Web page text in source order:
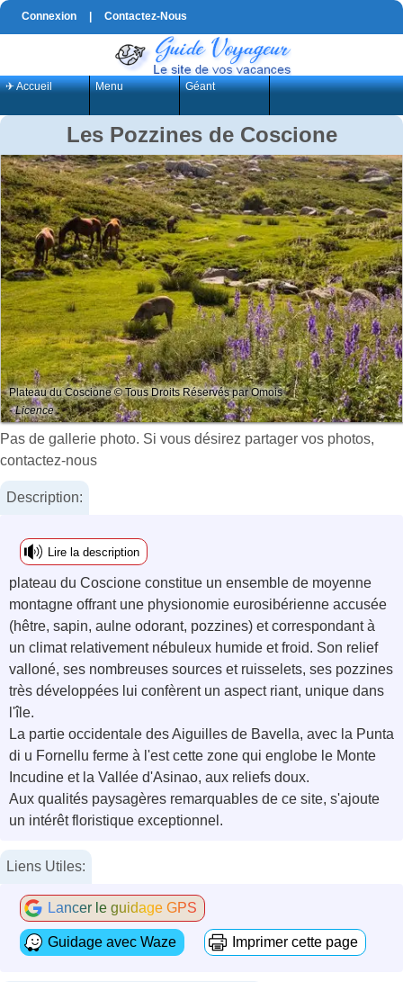
Connexion Contactez-Nous
✈ Accueil Menu Géant
Les Pozzines de Coscione
Plateau du Coscione © Tous Droits Réservés par Omois
- Licence :
Pas de gallerie photo. Si vous désirez partager vos photos,
contactez-nous
Description:
Lire la description
plateau du Coscione constitue un ensemble de moyenne
montagne offrant une physionomie eurosibérienne accusée
(hêtre, sapin, aulne odorant, pozzines) et correspondant à
un climat relativement nébuleux humide et froid. Son relief
valloné, ses nombreuses sources et ruisselets, ses pozzines
très développées lui confèrent un aspect riant, unique dans
l'île.
La partie occidentale des Aiguilles de Bavella, avec la Punta
di u Fornellu ferme à l'est cette zone qui englobe le Monte
Incudine et la Vallée d'Asinao, aux reliefs doux.
Aux qualités paysagères remarquables de ce site, s'ajoute
un intérêt floristique exceptionnel.
Liens Utiles:
Lancer le guidage GPS
Guidage avec Waze Imprimer cette page